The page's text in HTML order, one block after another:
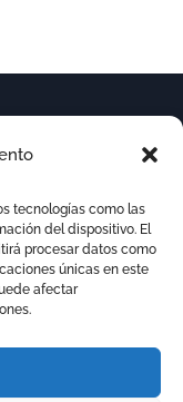
tecnologías como las
del dispositivo. El
procesar datos como
únicas en este
afectar